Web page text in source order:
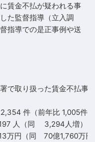
賃金不払が疑われる事
た監督指導（立入調
指導での是正事例や送
で取り扱った賃金不払事
年比 1,005件増
（同 3,294人増）
70億1,760万円